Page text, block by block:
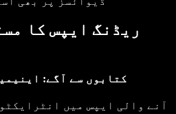
ریڈنگ ایپس کا
کتابوں سے آگے:
آنے والی ایپس میں